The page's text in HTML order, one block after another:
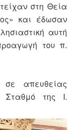
στη Θεία
και έδωσαν
αυτή
του π.
σε απευθείας
Σταθμό της Ι.